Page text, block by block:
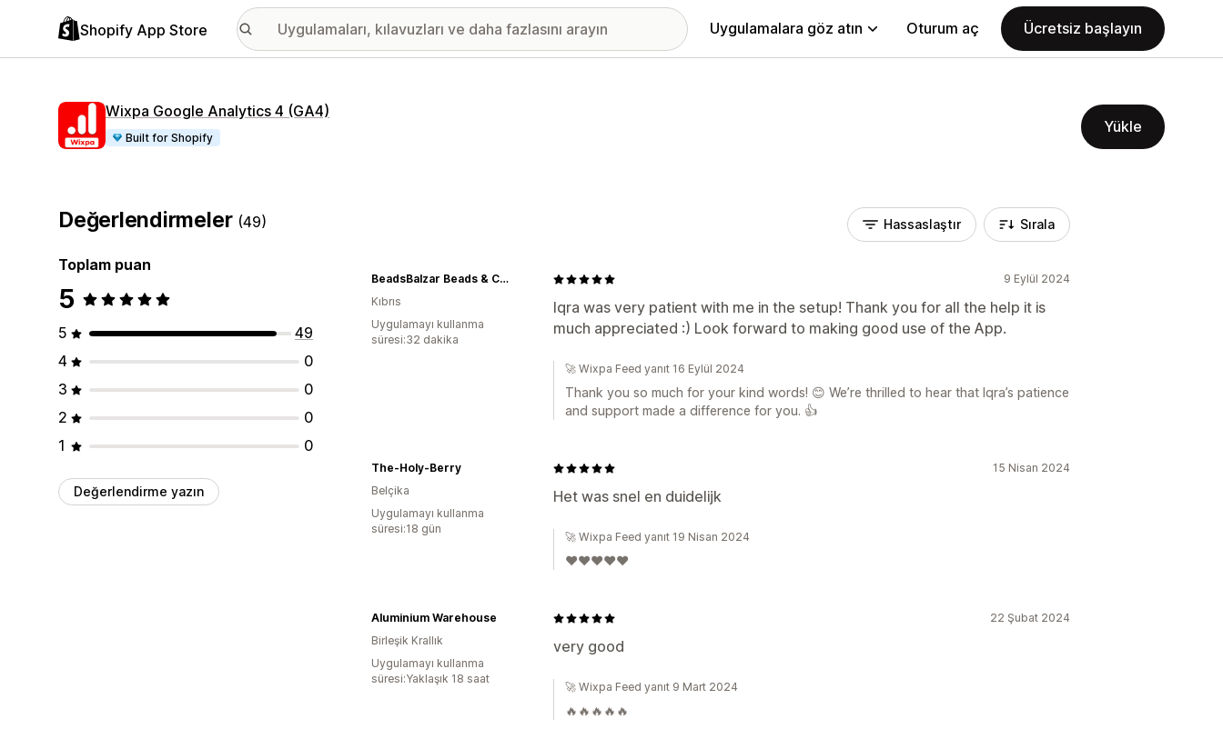
Shopify App Store Uygulamalara göz atın Oturum aç Ücretsiz başlayın
Wixpa Google Analytics 4 (GA4)
Built for Shopify
Yükle
Değerlendirmeler (49)
Toplam puan
5
5
49
4
0
3
0
2
0
1
0
Değerlendirme yazın
Hassaslaştır Sırala
9 Eylül 2024
Iqra was very patient with me in the setup! Thank you for all the help it is
much appreciated :) Look forward to making good use of the App.
BeadsBalzar Beads & Crafts
Kıbrıs
Uygulamayı kullanma
süresi:32 dakika
🚀 Wixpa Feed yanıt 16 Eylül 2024
Thank you so much for your kind words! 😊 We’re thrilled to hear that Iqra’s patience
and support made a difference for you. 👍
15 Nisan 2024
Het was snel en duidelijk
The-Holy-Berry
Belçika
Uygulamayı kullanma
süresi:18 gün
🚀 Wixpa Feed yanıt 19 Nisan 2024
❤️❤️❤️❤️❤️
22 Şubat 2024
very good
Aluminium Warehouse
Birleşik Krallık
Uygulamayı kullanma
süresi:Yaklaşık 18 saat
🚀 Wixpa Feed yanıt 9 Mart 2024
🔥🔥🔥🔥🔥